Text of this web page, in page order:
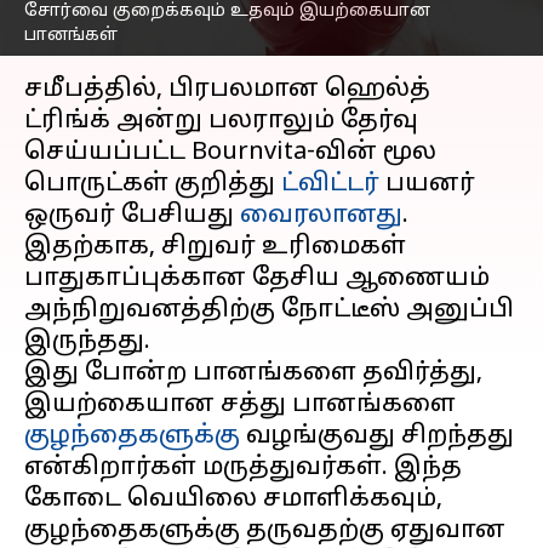
சோர்வை குறைக்கவும் உதவும் இயற்கையான
பானங்கள்
செய்தி முன்னோட்டம்
சமீபத்தில், பிரபலமான ஹெல்த்
ட்ரிங்க் அன்று பலராலும் தேர்வு
செய்யப்பட்ட Bournvita-வின் மூல
பொருட்கள் குறித்து ட்விட்டர் பயனர்
ஒருவர் பேசியது வைரலானது.
இதற்காக, சிறுவர் உரிமைகள்
பாதுகாப்புக்கான தேசிய ஆணையம்
அந்நிறுவனத்திற்கு நோட்டீஸ் அனுப்பி
இருந்தது.
இது போன்ற பானங்களை தவிர்த்து,
இயற்கையான சத்து பானங்களை
குழந்தைகளுக்கு வழங்குவது சிறந்தது
என்கிறார்கள் மருத்துவர்கள். இந்த
கோடை வெயிலை சமாளிக்கவும்,
குழந்தைகளுக்கு தருவதற்கு ஏதுவான